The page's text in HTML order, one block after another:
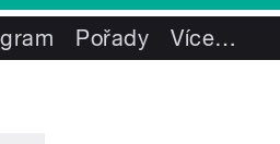
Pořady Více…